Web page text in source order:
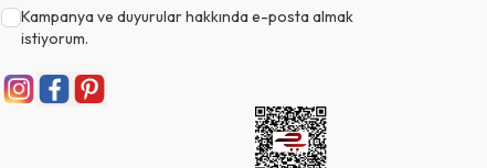
Kampanya ve duyurular hakkında e-posta almak
istiyorum.